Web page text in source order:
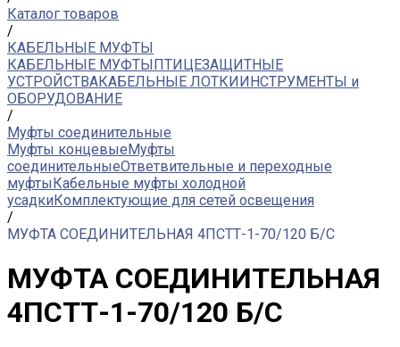
Каталог товаров
/
КАБЕЛЬНЫЕ МУФТЫ
КАБЕЛЬНЫЕ МУФТЫПТИЦЕЗАЩИТНЫЕ
УСТРОЙСТВАКАБЕЛЬНЫЕ ЛОТКИИНСТРУМЕНТЫ и
ОБОРУДОВАНИЕ
/
Муфты соединительные
Муфты концевыеМуфты
соединительныеОтветвительные и переходные
муфтыКабельные муфты холодной
усадкиКомплектующие для сетей освещения
/
МУФТА СОЕДИНИТЕЛЬНАЯ 4ПСТТ-1-70/120 Б/С
МУФТА СОЕДИНИТЕЛЬНАЯ
4ПСТТ-1-70/120 Б/С